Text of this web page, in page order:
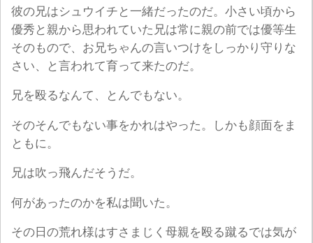
彼の兄はシュウイチと一緒だったのだ。小さい頃から
優秀と親から思われていた兄は常に親の前では優等生
そのもので、お兄ちゃんの言いつけをしっかり守りな
さい、と言われて育って来たのだ。
兄を殴るなんて、とんでもない。
そのそんでもない事をかれはやった。しかも顔面をま
ともに。
兄は吹っ飛んだそうだ。
何があったのかを私は聞いた。
その日の荒れ様はすさまじく母親を殴る蹴るでは気が